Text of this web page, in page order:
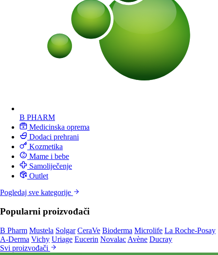
B PHARM
Medicinska oprema
Dodaci prehrani
Kozmetika
Mame i bebe
Samoliječenje
Outlet
Pogledaj sve kategorije
Popularni proizvođači
B Pharm Mustela Solgar CeraVe Bioderma Microlife La Roche-Posay
A-Derma Vichy Uriage Eucerin Novalac Avène Ducray
Svi proizvođači